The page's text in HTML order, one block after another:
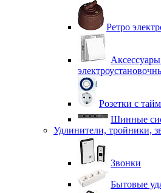
Ретро
Розетки с
Шинные
Удлинители, тройники,
Звонки
Бытовые